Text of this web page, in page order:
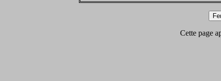
Cette page